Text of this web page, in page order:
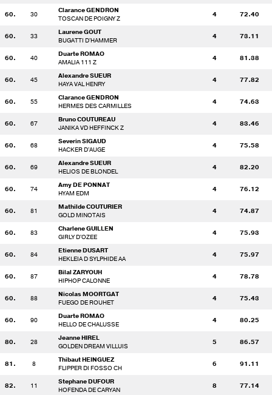
60. 30
Clarance GENDRON
TOSCAN DE POIGNY Z
4 72.40
60. 33
Laurene GOUT
BUGATTI D'HAMMER
4 73.11
60. 40
Duarte ROMAO
AMALIA 111 Z
4 81.38
60. 45
Alexandre SUEUR
HAYA VAL HENRY
4 77.82
60. 55
Clarance GENDRON
HERMES DES CARMILLES
4 74.63
60. 67
Bruno COUTUREAU
JANIKA VD HEFFINCK Z
4 83.46
60. 68
Severin SIGAUD
HACKER D'AUGE
4 75.58
60. 69
Alexandre SUEUR
HELIOS DE BLONDEL
4 82.20
60. 74
Amy DE PONNAT
HYAM EDM
4 76.12
60. 81
Mathilde COUTURIER
GOLD MINOTAIS
4 74.87
60. 83
Charlene GUILLEN
GIRLY D'OZEE
4 75.93
60. 84
Etienne DUSART
HEKLEIA D SYLPHIDE AA
4 75.97
60. 87
Bilal ZARYOUH
HIPHOP CALONNE
4 78.78
60. 88
Nicolas MOORTGAT
FUEGO DE ROUHET
4 75.43
60. 90
Duarte ROMAO
HELLO DE CHALUSSE
4 80.25
80. 28
Jeanne HIREL
GOLDEN DREAM VILLUIS
5 86.57
81. 8
Thibaut HEINGUEZ
FLIPPER DI FOSSO CH
6 91.11
82. 11
Stephane DUFOUR
HOFENDA DE CARYAN
8 77.14